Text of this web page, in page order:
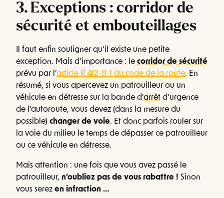
3. Exceptions : corridor de
sécurité et embouteillages
Il faut enfin souligner qu’il existe une petite
exception. Mais d’importance : le corridor de sécurité
prévu par l’article R.412-11-1 du code de la route. En
résumé, si vous apercevez un patrouilleur ou un
véhicule en détresse sur la bande d’arrêt d’urgence
de l’autoroute, vous devez (dans la mesure du
possible) changer de voie. Et donc parfois rouler sur
la voie du milieu le temps de dépasser ce patrouilleur
ou ce véhicule en détresse.
Mais attention : une fois que vous avez passé le
patrouilleur, n’oubliez pas de vous rabattre ! Sinon
vous serez en infraction …